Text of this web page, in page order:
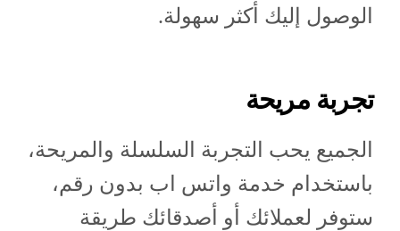
الوصول إليك أكثر سهولة.
تجربة مريحة
الجميع يحب التجربة السلسلة والمريحة،
باستخدام خدمة واتس اب بدون رقم،
ستوفر لعملائك أو أصدقائك طريقة